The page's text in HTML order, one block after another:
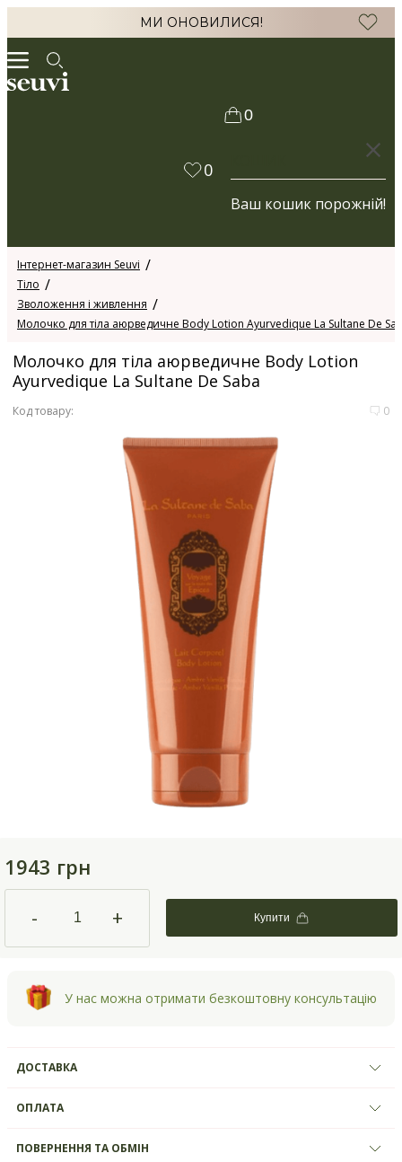
МИ ОНОВИЛИСЯ!
0
0
Ваш кошик порожній!
Інтернет-магазин Seuvi
Тіло
Зволоження і живлення
Молочко для тіла аюрведичне Body Lotion Ayurvedique La Sultane De
Молочко для тіла аюрведичне Body Lotion
Ayurvedique La Sultane De Saba
Код товару: 0
1943 грн
- + Купити
У нас можна отримати безкоштовну консультацію
ДОСТАВКА
ОПЛАТА
ПОВЕРНЕННЯ ТА ОБМІН